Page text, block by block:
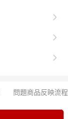
問題商品反映流程